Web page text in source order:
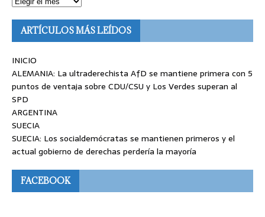
ARTÍCULOS MÁS LEÍDOS
INICIO
ALEMANIA: La ultraderechista AfD se mantiene primera con 5
puntos de ventaja sobre CDU/CSU y Los Verdes superan al
SPD
ARGENTINA
SUECIA
SUECIA: Los socialdemócratas se mantienen primeros y el
actual gobierno de derechas perdería la mayoría
FACEBOOK